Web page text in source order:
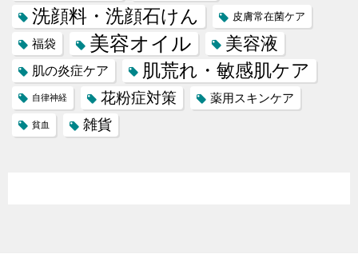
洗顔料・洗顔石けん 皮膚常在菌ケア
福袋 美容オイル 美容液
肌の炎症ケア 肌荒れ・敏感肌ケア
自律神経 花粉症対策 薬用スキンケア
貧血 雑貨